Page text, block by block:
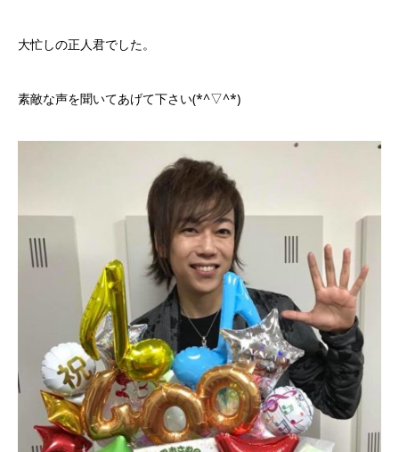
大忙しの正人君でした。
素敵な声を聞いてあげて下さい(*^▽^*)